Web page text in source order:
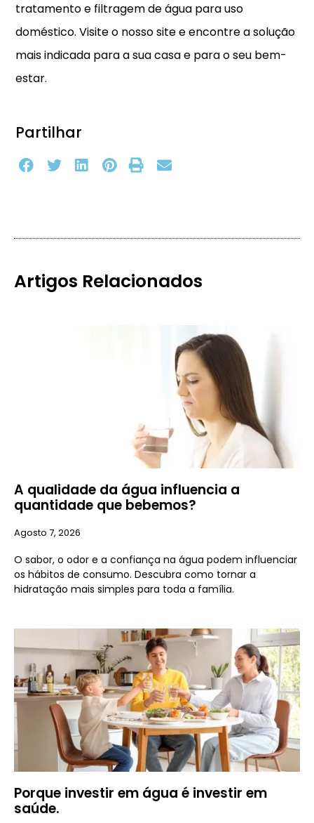
tratamento e filtragem de água para uso
doméstico. Visite o nosso site e encontre a solução
mais indicada para a sua casa e para o seu bem-
estar.
Partilhar
Artigos Relacionados
A qualidade da água influencia a
quantidade que bebemos?
Agosto 7, 2026
O sabor, o odor e a confiança na água podem influenciar
os hábitos de consumo. Descubra como tornar a
hidratação mais simples para toda a família.
Porque investir em água é investir em
saúde.